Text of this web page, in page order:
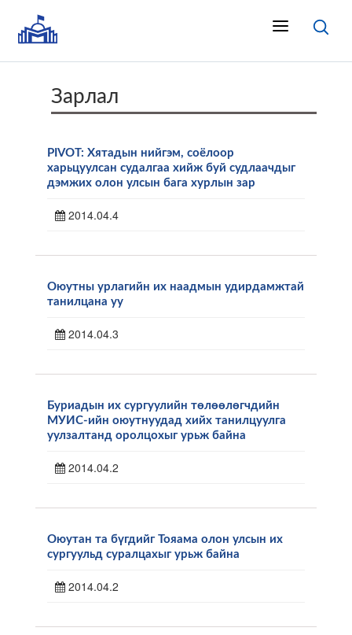
Зарлал
PIVOT: Хятадын нийгэм, соёлоор
харьцуулсан судалгаа хийж буй судлаачдыг
дэмжих олон улсын бага хурлын зар
2014.04.4
Оюутны урлагийн их наадмын удирдамжтай
танилцана уу
2014.04.3
Буриадын их сургуулийн төлөөлөгчдийн
МУИС-ийн оюутнуудад хийх танилцуулга
уулзалтанд оролцохыг урьж байна
2014.04.2
Оюутан та бүгдийг Тояама олон улсын их
сургуульд суралцахыг урьж байна
2014.04.2